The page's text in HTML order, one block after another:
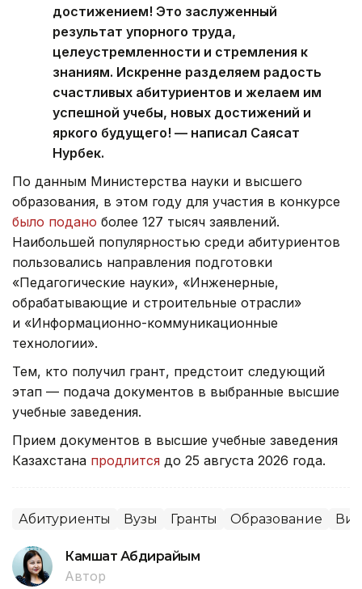
достижением! Это заслуженный
результат упорного труда,
целеустремленности и стремления к
знаниям. Искренне разделяем радость
счастливых абитуриентов и желаем им
успешной учебы, новых достижений и
яркого будущего! — написал Саясат
Нурбек.
По данным Министерства науки и высшего
образования, в этом году для участия в конкурсе
было подано более 127 тысяч заявлений.
Наибольшей популярностью среди абитуриентов
пользовались направления подготовки
«Педагогические науки», «Инженерные,
обрабатывающие и строительные отрасли»
и «Информационно-коммуникационные
технологии».
Тем, кто получил грант, предстоит следующий
этап — подача документов в выбранные высшие
учебные заведения.
Прием документов в высшие учебные заведения
Казахстана продлится до 25 августа 2026 года.
Абитуриенты Вузы Гранты Образование
Камшат Абдирайым
Автор